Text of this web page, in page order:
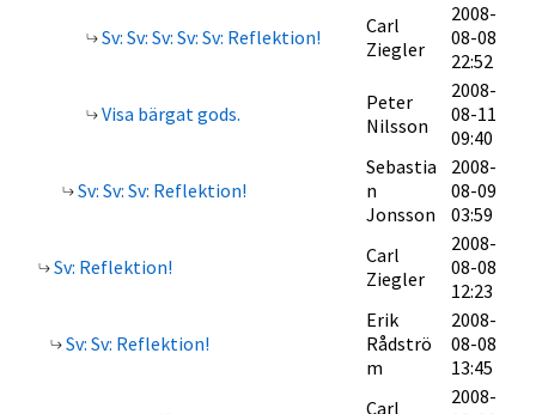
Sv: Sv: Sv: Sv: Sv: Reflektion!
Carl
Ziegler
2008-
08-08
22:52
Visa bärgat gods.
Peter
Nilsson
2008-
08-11
09:40
Sv: Sv: Sv: Reflektion!
Sebastia
n
Jonsson
2008-
08-09
03:59
Sv: Reflektion!
Carl
Ziegler
2008-
08-08
12:23
Sv: Sv: Reflektion!
Erik
Rådströ
m
2008-
08-08
13:45
Carl
2008-